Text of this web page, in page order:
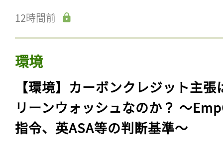
12時間前
環境
【環境】カーボンクレジット主張
リーンウォッシュなのか？ 〜
指令、英ASA等の判断基準〜